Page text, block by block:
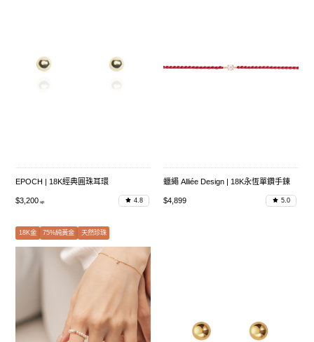
EPOCH | 18K經典圓珠耳環
$3,200 4.8
蠟繩 Alliée Design | 18K永恆單鑽手鍊
$4,899 5.0
18K金 75%純黃金 天然珍珠